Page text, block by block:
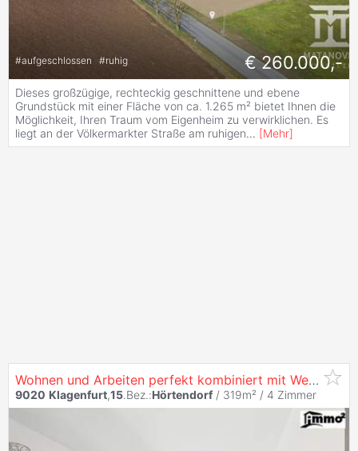
#aufgeschlossen #ruhig € 260.000,-
Dieses großzügige, rechteckig geschnittene und ebene
Grundstück mit einer Fläche von ca. 1.265 m² bietet Ihnen die
Möglichkeit, Ihren Traum vom Eigenheim zu verwirklichen. Es
liegt an der Völkermarkter Straße am ruhigen... [Mehr]
Wohnen und Arbeiten perfekt kombiniert mit Werkstatt östlich von
9020 Klagenfurt,15.Bez.:Hörtendorf / 319m² / 4 Zimmer